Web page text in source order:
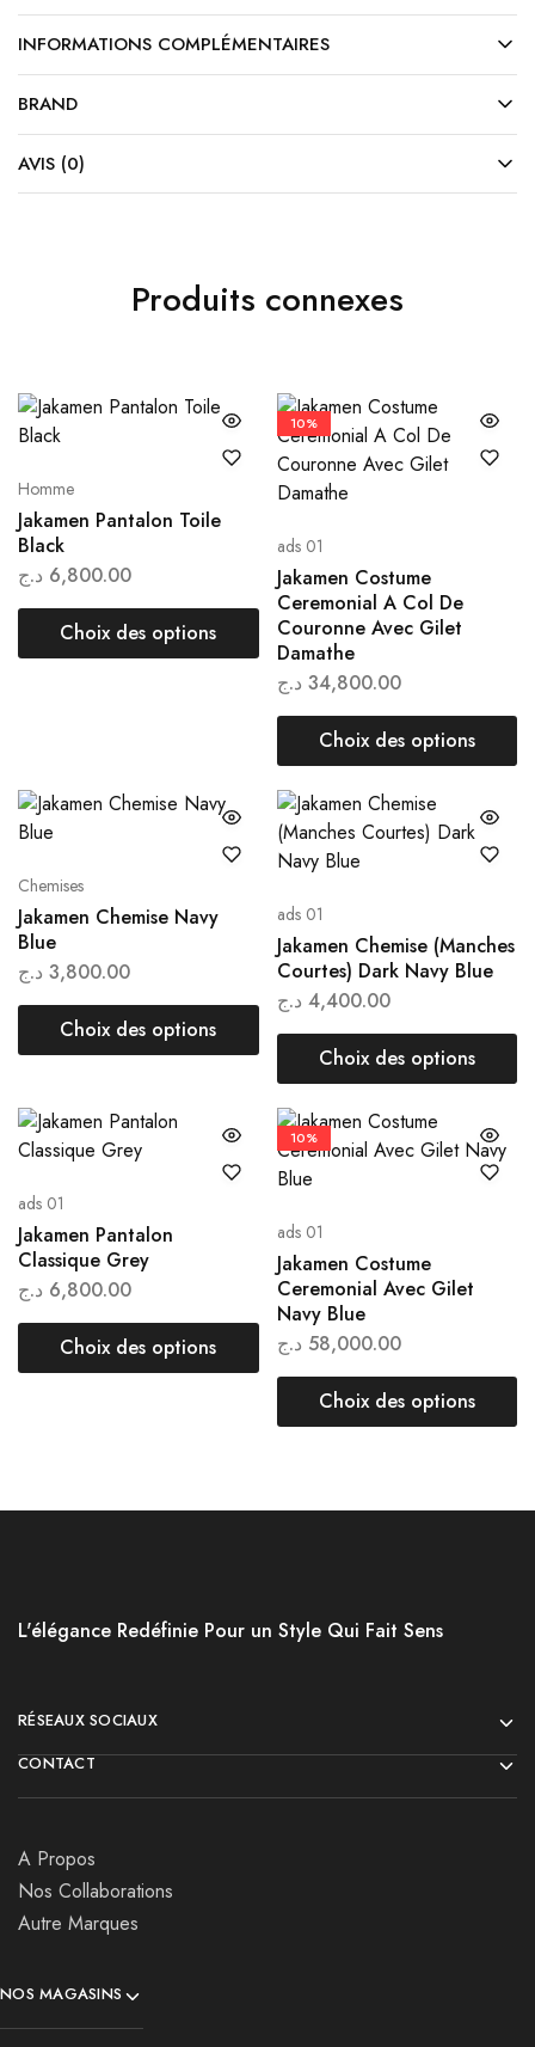
INFORMATIONS COMPLÉMENTAIRES
BRAND
AVIS (0)
Produits connexes
Homme
Jakamen Pantalon Toile
Black
6,800.00 د.ج
Choix des options
10%
ads 01
Jakamen Costume
Ceremonial A Col De
Couronne Avec Gilet
Damathe
34,800.00 د.ج
Choix des options
Chemises
Jakamen Chemise Navy
Blue
3,800.00 د.ج
Choix des options
ads 01
Jakamen Chemise (Manches
Courtes) Dark Navy Blue
4,400.00 د.ج
Choix des options
ads 01
Jakamen Pantalon
Classique Grey
6,800.00 د.ج
Choix des options
10%
ads 01
Jakamen Costume
Ceremonial Avec Gilet
Navy Blue
58,000.00 د.ج
Choix des options
L'élégance Redéfinie Pour un Style Qui Fait Sens
RÉSEAUX SOCIAUX
CONTACT
A Propos
Nos Collaborations
Autre Marques
NOS MAGASINS